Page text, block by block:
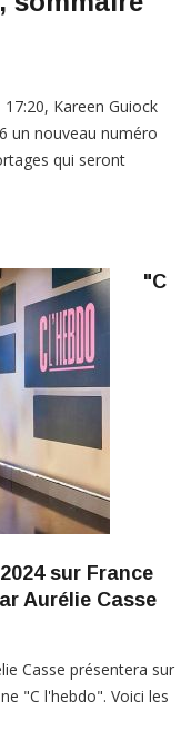
Kareen Guiock
un nouveau numéro
qui seront
"C
sur France
Aurélie Casse
Casse présentera sur
"C l'hebdo". Voici les